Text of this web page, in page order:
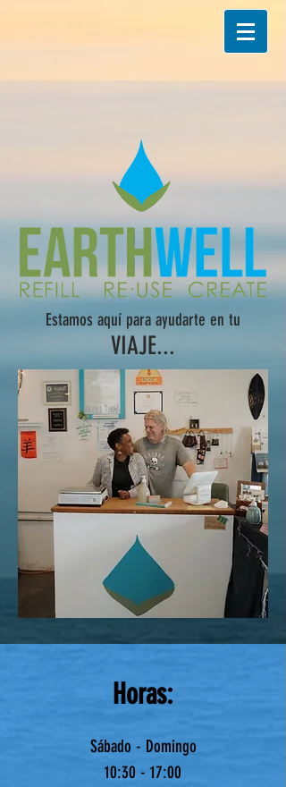
Estamos aquí para ayudarte en tu
VIAJE...
Horas:
Sábado - Domingo
10:30 - 17:00